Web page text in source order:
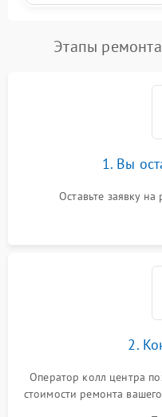
Этапы
1. Вы
Оставьте заявку
2.
Оператор колл центра
стоимости ремонта